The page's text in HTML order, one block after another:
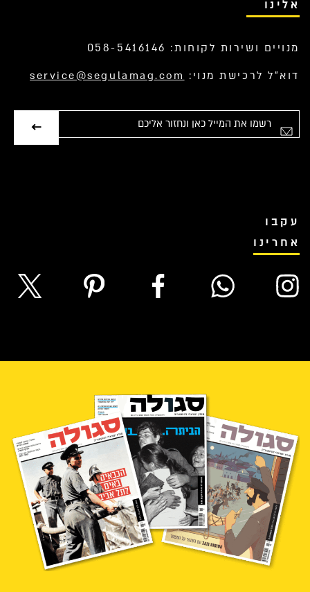
אלינו
מנויים ושירות לקוחות: 058-5416146
דוא”ל לרכישת מנוי: service@segulamag.com
עקבו
אחרינו